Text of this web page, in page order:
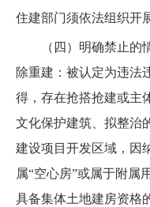
住建部门须依法组织开
（四）明确禁止
除重建：被认定为违法
得，存在抢搭抢建或主
文化保护建筑、拟整治
建设项目开发区域，因
属“空心房”或属于附属
具备集体土地建房资格